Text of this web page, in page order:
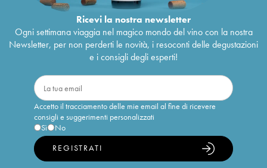
Ricevi la nostra newsletter
Ogni settimana viaggia nel magico mondo del vino con la nostra
Newsletter, per non perderti le novità, i resoconti delle degustazioni
e i consigli degli esperti!
Accetto il tracciamento delle mie email al fine di ricevere
consigli e suggerimenti personalizzati
Sì
No
REGISTRATI